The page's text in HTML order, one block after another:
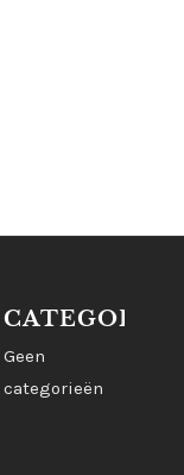
Geen
categorieën